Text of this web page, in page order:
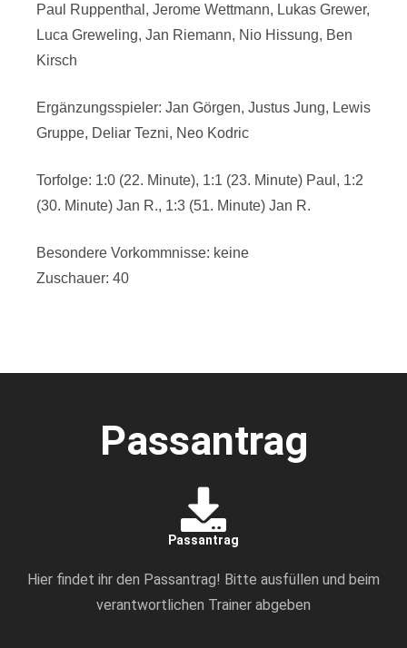
Paul Ruppenthal, Jerome Wettmann, Lukas Grewer,
Luca Greweling, Jan Riemann, Nio Hissung, Ben
Kirsch
Ergänzungsspieler: Jan Görgen, Justus Jung, Lewis
Gruppe, Deliar Tezni, Neo Kodric
Torfolge: 1:0 (22. Minute), 1:1 (23. Minute) Paul, 1:2
(30. Minute) Jan R., 1:3 (51. Minute) Jan R.
Besondere Vorkommnisse: keine
Zuschauer: 40
Passantrag
Passantrag
Hier findet ihr den Passantrag! Bitte ausfüllen und beim
verantwortlichen Trainer abgeben